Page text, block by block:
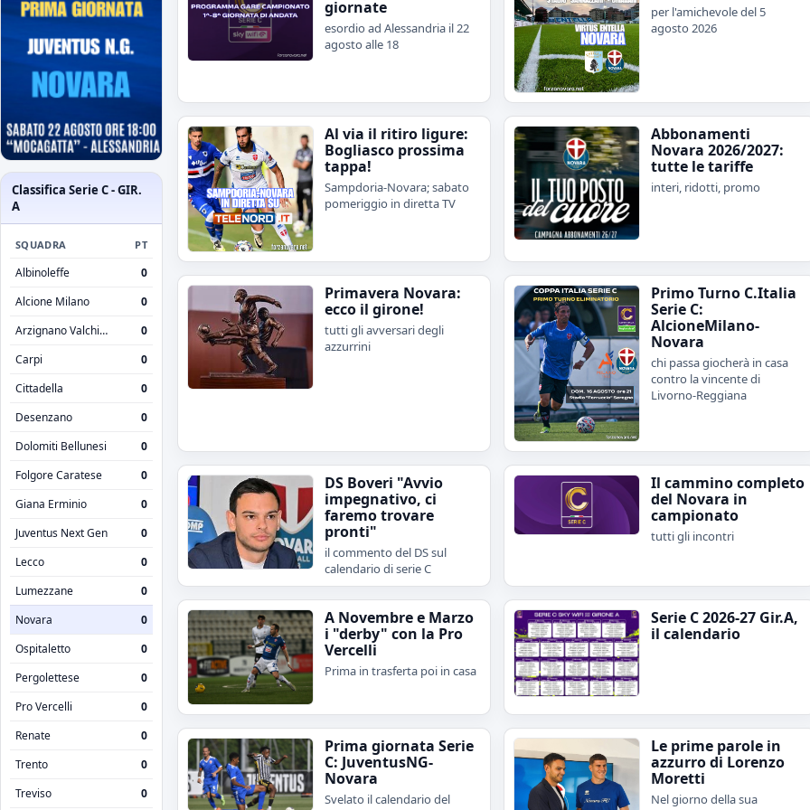
Classifica Serie C - GIR.
A
SQUADRA PT
Albinoleffe
0
Alcione Milano
0
Arzignano Valchiampo
0
Carpi
0
Cittadella
0
Desenzano
0
Dolomiti Bellunesi
0
Folgore Caratese
0
Giana Erminio
0
Juventus Next Gen
0
Lecco
0
Lumezzane
0
Novara
0
Ospitaletto
0
Pergolettese
0
Pro Vercelli
0
Renate
0
Trento
0
Treviso
0
giornate
esordio ad Alessandria il 22
agosto alle 18
per l'amichevole del 5
agosto 2026
Al via il ritiro ligure:
Bogliasco prossima
tappa!
Sampdoria-Novara; sabato
pomeriggio in diretta TV
Abbonamenti
Novara 2026/2027:
tutte le tariffe
interi, ridotti, promo
Primavera Novara:
ecco il girone!
tutti gli avversari degli
azzurrini
Primo Turno C.Italia
Serie C:
AlcioneMilano-
Novara
chi passa giocherà in casa
contro la vincente di
Livorno-Reggiana
DS Boveri "Avvio
impegnativo, ci
faremo trovare
pronti"
il commento del DS sul
calendario di serie C
Il cammino completo
del Novara in
campionato
tutti gli incontri
A Novembre e Marzo
i "derby" con la Pro
Vercelli
Prima in trasferta poi in casa
Serie C 2026-27 Gir.A,
il calendario
Prima giornata Serie
C: JuventusNG-
Novara
Svelato il calendario del
Le prime parole in
azzurro di Lorenzo
Moretti
Nel giorno della sua